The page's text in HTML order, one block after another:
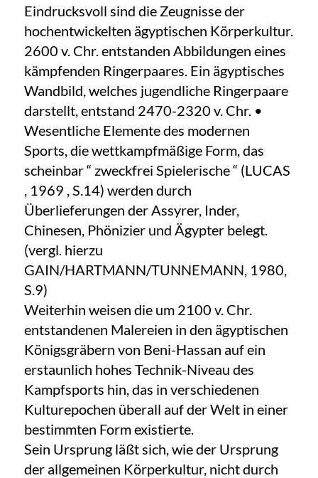
Eindrucksvoll sind die Zeugnisse der
hochentwickelten ägyptischen Körperkultur.
2600 v. Chr. entstanden Abbildungen eines
kämpfenden Ringerpaares. Ein ägyptisches
Wandbild, welches jugendliche Ringerpaare
darstellt, entstand 2470-2320 v. Chr. •
Wesentliche Elemente des modernen
Sports, die wettkampfmäßige Form, das
scheinbar “ zweckfrei Spielerische “ (LUCAS
, 1969 , S.14) werden durch
Überlieferungen der Assyrer, Inder,
Chinesen, Phönizier und Ägypter belegt.
(vergl. hierzu
GAIN/HARTMANN/TUNNEMANN, 1980,
S.9)
Weiterhin weisen die um 2100 v. Chr.
entstandenen Malereien in den ägyptischen
Königsgräbern von Beni-Hassan auf ein
erstaunlich hohes Technik-Niveau des
Kampfsports hin, das in verschiedenen
Kulturepochen überall auf der Welt in einer
bestimmten Form existierte.
Sein Ursprung läßt sich, wie der Ursprung
der allgemeinen Körperkultur, nicht durch